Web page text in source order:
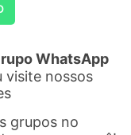
WhatsApp
visite nossos
grupos no